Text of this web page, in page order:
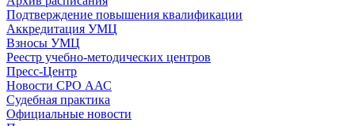
Подтверждение повышения квалификации
Аккредитация УМЦ
Взносы УМЦ
Реестр учебно-методических центров
Пресс-Центр
Новости СРО ААС
Судебная практика
Официальные новости